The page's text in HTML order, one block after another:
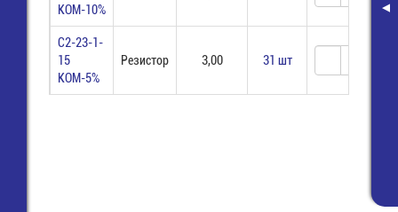
КОМ-10%
С2-23-1-
15
КОМ-5%
Резистор 3,00 31 шт